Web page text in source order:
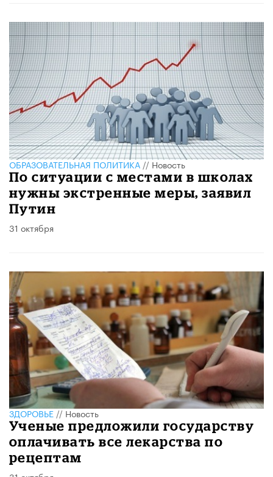
ОБРАЗОВАТЕЛЬНАЯ ПОЛИТИКА// Новость
По ситуации с местами в школах
нужны экстренные меры, заявил
Путин
31 октября
ЗДОРОВЬЕ//Новость
Ученые предложили государству
оплачивать все лекарства по
рецептам